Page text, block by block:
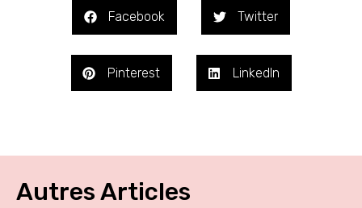
Facebook Twitter
Pinterest LinkedIn
Autres Articles